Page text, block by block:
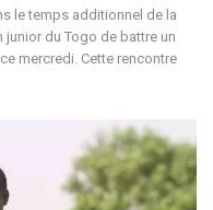
le temps additionnel de la
du Togo de battre un
mercredi. Cette rencontre